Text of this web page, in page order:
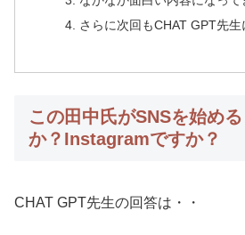
さらに次回もCHAT GPT先生
この田中氏がSNSを始め
か？Instagramですか？
CHAT GPT先生の回答は・・